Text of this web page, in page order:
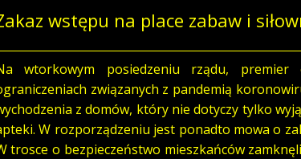
wstępu na place zabaw i
wtorkowym posiedzeniu rządu,
związanych z pandemią
z domów, który nie dotyczy tylko
W rozporządzeniu jest ponadto mowa o
trosce o bezpieczeństwo mieszkańców